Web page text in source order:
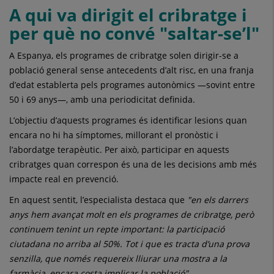
A qui va dirigit el cribratge i
per què no convé "saltar-se’l"
A Espanya, els programes de cribratge solen dirigir-se a
població general sense antecedents d’alt risc, en una franja
d’edat establerta pels programes autonòmics —sovint entre
50 i 69 anys—, amb una periodicitat definida.
L’objectiu d’aquests programes és identificar lesions quan
encara no hi ha símptomes, millorant el pronòstic i
l’abordatge terapèutic. Per això, participar en aquests
cribratges quan correspon és una de les decisions amb més
impacte real en prevenció.
En aquest sentit, l’especialista destaca que "en els darrers
anys hem avançat molt en els programes de cribratge, però
continuem tenint un repte important: la participació
ciutadana no arriba al 50%. Tot i que es tracta d’una prova
senzilla, que només requereix lliurar una mostra a la